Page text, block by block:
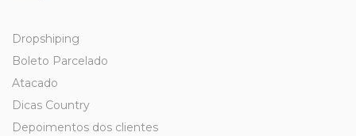
Dropshiping
Boleto Parcelado
Atacado
Dicas Country
Depoimentos dos clientes